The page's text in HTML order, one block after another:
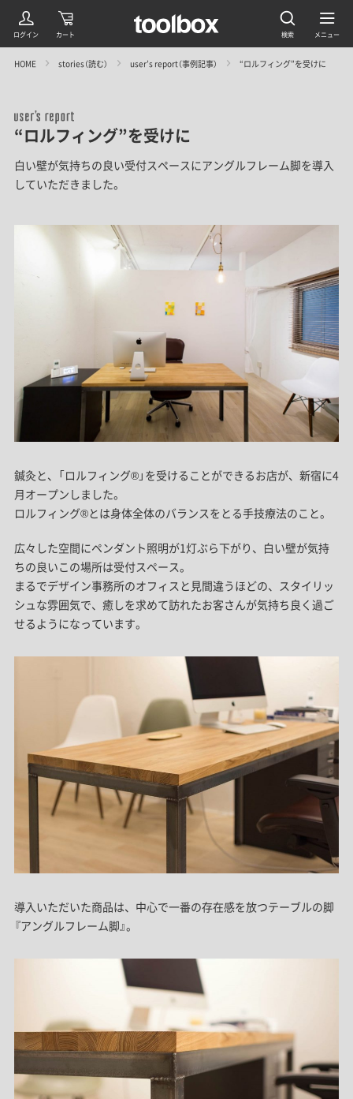
HOME stories（読む） user’s report（事例記事） “ロルフィング”を受けに
“ロルフィング”を受けに
白い壁が気持ちの良い受付スペースにアングルフレーム脚を導入
していただきました。
鍼灸と、「ロルフィング®」を受けることができるお店が、新宿に4
月オープンしました。
ロルフィング®とは身体全体のバランスをとる手技療法のこと。
広々した空間にペンダント照明が1灯ぶら下がり、白い壁が気持
ちの良いこの場所は受付スペース。
まるでデザイン事務所のオフィスと見間違うほどの、スタイリッ
シュな雰囲気で、癒しを求めて訪れたお客さんが気持ち良く過ご
せるようになっています。
導入いただいた商品は、中心で一番の存在感を放つテーブルの脚
『アングルフレーム脚』。